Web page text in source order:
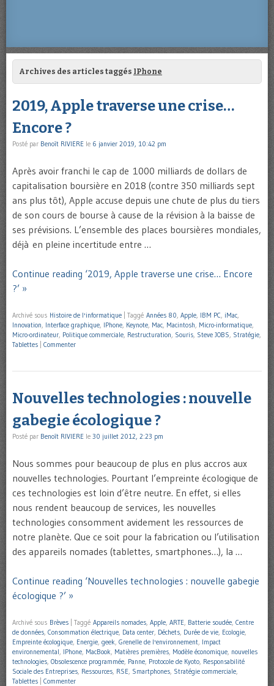
Archives des articles taggés IPhone
2019, Apple traverse une crise…
Encore ?
Posté par Benoît RIVIERE le 6 janvier 2019, 10:42 pm
Après avoir franchi le cap de 1000 milliards de dollars de
capitalisation boursière en 2018 (contre 350 milliards sept
ans plus tôt), Apple accuse depuis une chute de plus du tiers
de son cours de bourse à cause de la révision à la baisse de
ses prévisions. L’ensemble des places boursières mondiales,
déjà en pleine incertitude entre …
Continue reading ‘2019, Apple traverse une crise… Encore
?’ »
Archivé sous Histoire de l'informatique Taggé Années 80, Apple, IBM PC, iMac,
Innovation, Interface graphique, IPhone, Keynote, Mac, Macintosh, Micro-informatique,
Micro-ordinateur, Politique commerciale, Restructuration, Souris, Steve JOBS, Stratégie,
Tablettes
Commenter
Nouvelles technologies : nouvelle
gabegie écologique ?
Posté par Benoît RIVIERE le 30 juillet 2012, 2:23 pm
Nous sommes pour beaucoup de plus en plus accros aux
nouvelles technologies. Pourtant l’empreinte écologique de
ces technologies est loin d’être neutre. En effet, si elles
nous rendent beaucoup de services, les nouvelles
technologies consomment avidement les ressources de
notre planète. Que ce soit pour la fabrication ou l’utilisation
des appareils nomades (tablettes, smartphones…), la …
Continue reading ‘Nouvelles technologies : nouvelle gabegie
écologique ?’ »
Archivé sous Brèves Taggé Appareils nomades, Apple, ARTE, Batterie soudée, Centre
de données, Consommation électrique, Data center, Déchets, Durée de vie, Ecologie,
Empreinte écologique, Energie, geek, Grenelle de l'environnement, Impact
environnemental, IPhone, MacBook, Matières premières, Modèle économique, nouvelles
technologies, Obsolescence programmée, Panne, Protocole de Kyoto, Responsabilité
Sociale des Entreprises, Ressources, RSE, Smartphones, Stratégie commerciale,
Tablettes
Commenter